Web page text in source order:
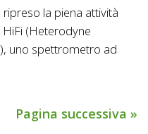
la piena attività
(Heterodyne
uno spettrometro ad
Pagina successiva »